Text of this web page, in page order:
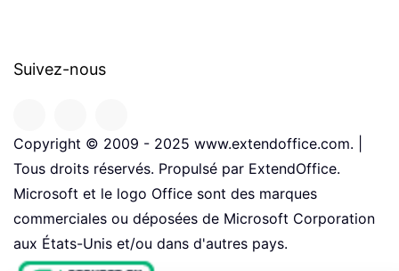
Suivez-nous
Copyright © 2009 - 2025 www.extendoffice.com. |
Tous droits réservés. Propulsé par ExtendOffice.
Microsoft et le logo Office sont des marques
commerciales ou déposées de Microsoft Corporation
aux États-Unis et/ou dans d'autres pays.